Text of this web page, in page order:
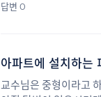
다,
답변 0
아파트에 설치하는
교수님은 중형이라고